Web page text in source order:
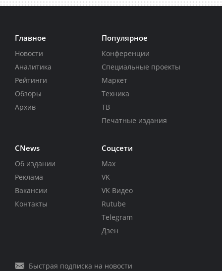
Главное
Новости
Аналитика
Рейтинги
Обзоры
Архив
Популярное
Конференции
Специальные проекты
Маркет
Техника
ТВ
Печатные издания
CNews
Об издании
Реклама
Вакансии
Контакты
Соцсети
Max
VK
VK Видео
Rutube
Telegram
Дзен
Быстрая подписка на новости